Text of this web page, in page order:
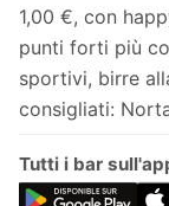
1,00 €, con
punti forti più
sportivi, birre
consigliati:
Tutti i bar